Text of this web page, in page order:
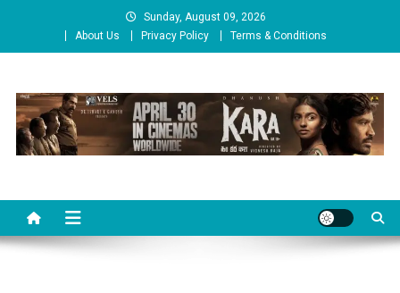
content
Sunday, August 09, 2026
About Us
Privacy Policy Terms & Conditions
Cinema Paarvai